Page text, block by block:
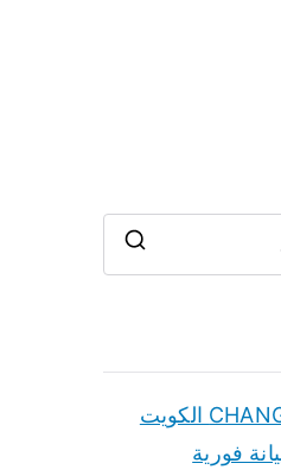
r
قطع غيار شانجان CHANGAN الكويت